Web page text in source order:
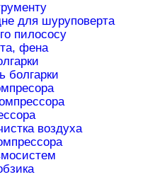
для шуруповерта
пилососу
фена
болгарки
воздуха